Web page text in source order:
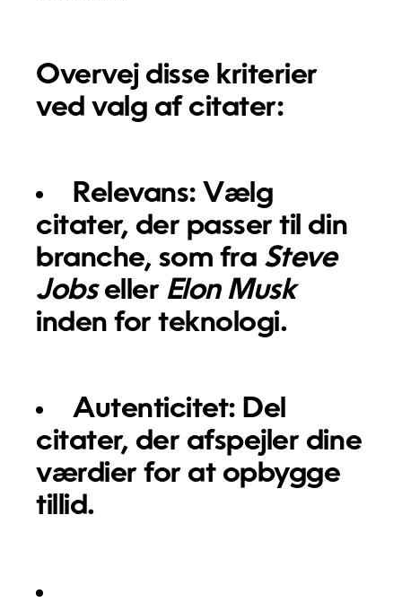
Overvej disse kriterier
ved valg af citater:
Relevans: Vælg
citater, der passer til din
branche, som fra Steve
Jobseller Elon Musk
inden for teknologi.
Autenticitet: Del
citater, der afspejler dine
værdier for at opbygge
tillid.